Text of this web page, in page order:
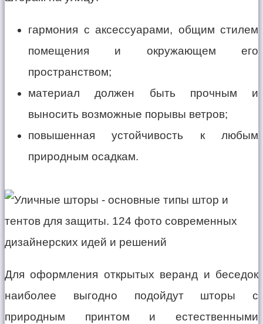
гармония с аксессуарами, общим стилем
помещения и окружающем его
пространством;
материал должен быть прочным и
выносить возможные порывы ветров;
повышенная устойчивость к любым
природным осадкам.
Для оформления открытых веранд и беседок
наиболее выгодно подойдут шторы с
природным принтом и естественными